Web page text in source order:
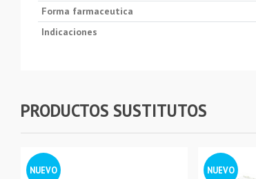
Forma farmaceutica
Indicaciones
PRODUCTOS SUSTITUTOS
NUEVO NUEVO